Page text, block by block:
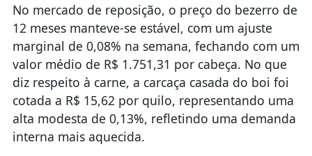
No mercado de reposição, o preço do bezerro de
12 meses manteve-se estável, com um ajuste
marginal de 0,08% na semana, fechando com um
valor médio de R$ 1.751,31 por cabeça. No que
diz respeito à carne, a carcaça casada do boi foi
cotada a R$ 15,62 por quilo, representando uma
alta modesta de 0,13%, refletindo uma demanda
interna mais aquecida.